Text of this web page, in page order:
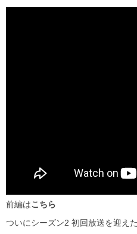
前編はこちら
ついにシーズン2 初回放送を迎え